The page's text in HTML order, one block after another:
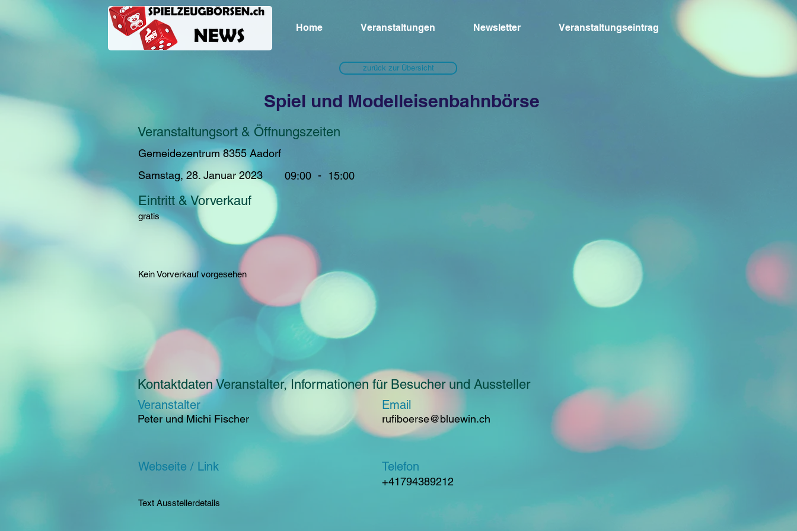
Home Veranstaltungen Newsletter Veranstaltungseintrag
zurück zur Übersicht
Spiel und Modelleisenbahnbörse
Veranstaltungsort & Öffnungszeiten
Gemeidezentrum 8355 Aadorf
Samstag, 28. Januar 2023
-
Eintritt & Vorverkauf
gratis
Kein Vorverkauf vorgesehen
Kontaktdaten Veranstalter, Informationen für Besucher und Aussteller
Veranstalter
Peter und Michi Fischer
Email
rufiboerse@bluewin.ch
Webseite / Link Telefon
+41794389212
Text Ausstellerdetails